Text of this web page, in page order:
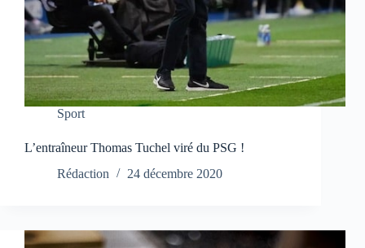
Sport
L’entraîneur Thomas Tuchel viré du PSG !
Rédaction
24 décembre 2020